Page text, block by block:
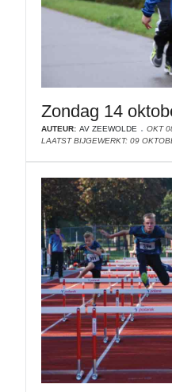
Zondag 14
AUTEUR: AV ZEEWOLDE
OKT
LAATST BIJGEWERKT: 09